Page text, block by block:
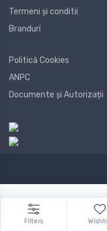
Termeni și conditii
Branduri
Politică Cookies
ANPC
Documente și Autorizații
Filters